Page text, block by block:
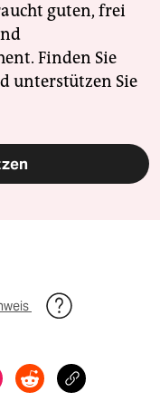
guten, frei
Finden Sie
unterstützen Sie